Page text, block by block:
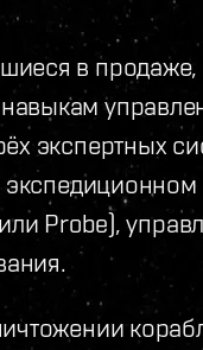
в
экспертных
Probe),